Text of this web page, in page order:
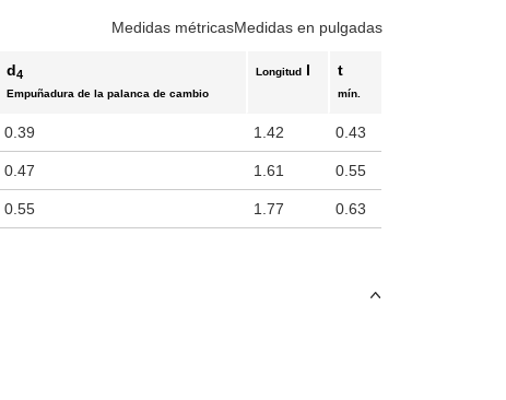
Medidas métricasMedidas en pulgadas
d4
Empuñadura de la palanca de cambio
Longitud l t
mín.
0.39 1.42 0.43
0.47 1.61 0.55
0.55 1.77 0.63